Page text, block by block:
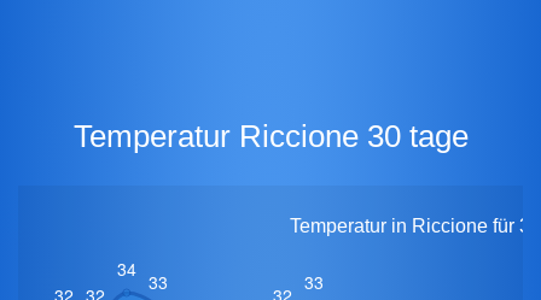
Temperatur Riccione 30 tage
Temperatur in Riccione für